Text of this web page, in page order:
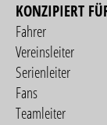
KONZIPIERT
Fahrer
Vereinsleiter
Serienleiter
Fans
Teamleiter